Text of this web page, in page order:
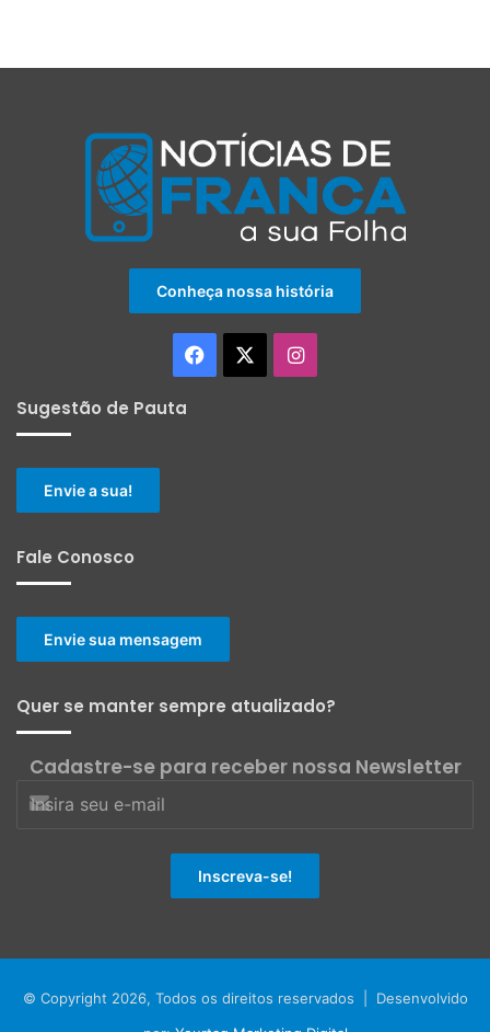
Conheça nossa história
Facebook Instagram
Sugestão de Pauta
Envie a sua!
Fale Conosco
Envie sua mensagem
Quer se manter sempre atualizado?
Cadastre-se para receber nossa Newsletter
© Copyright 2026, Todos os direitos reservados | Desenvolvido